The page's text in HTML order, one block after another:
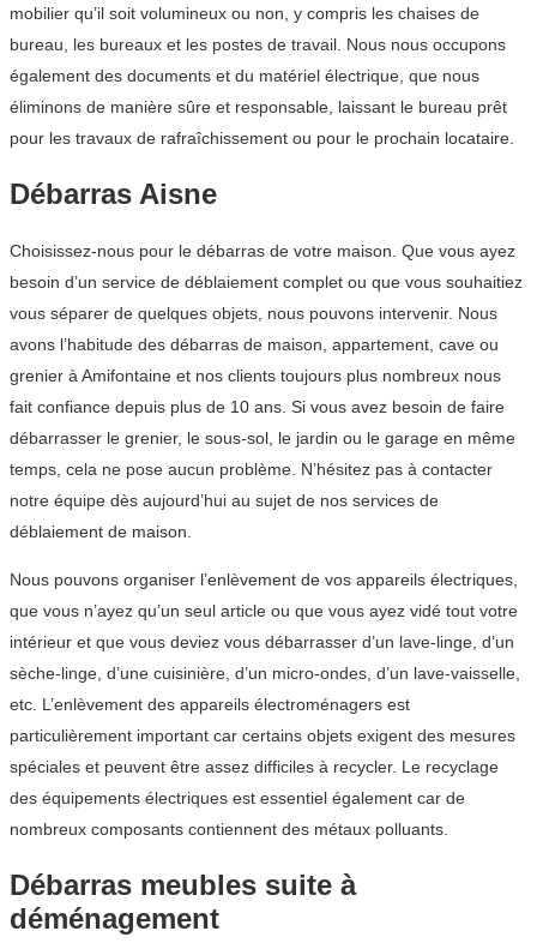
mobilier qu’il soit volumineux ou non, y compris les chaises de
bureau, les bureaux et les postes de travail. Nous nous occupons
également des documents et du matériel électrique, que nous
éliminons de manière sûre et responsable, laissant le bureau prêt
pour les travaux de rafraîchissement ou pour le prochain locataire.
Débarras Aisne
Choisissez-nous pour le débarras de votre maison. Que vous ayez
besoin d’un service de déblaiement complet ou que vous souhaitiez
vous séparer de quelques objets, nous pouvons intervenir. Nous
avons l’habitude des débarras de maison, appartement, cave ou
grenier à Amifontaine et nos clients toujours plus nombreux nous
fait confiance depuis plus de 10 ans. Si vous avez besoin de faire
débarrasser le grenier, le sous-sol, le jardin ou le garage en même
temps, cela ne pose aucun problème. N’hésitez pas à contacter
notre équipe dès aujourd’hui au sujet de nos services de
déblaiement de maison.
Nous pouvons organiser l’enlèvement de vos appareils électriques,
que vous n’ayez qu’un seul article ou que vous ayez vidé tout votre
intérieur et que vous deviez vous débarrasser d’un lave-linge, d’un
sèche-linge, d’une cuisinière, d’un micro-ondes, d’un lave-vaisselle,
etc. L’enlèvement des appareils électroménagers est
particulièrement important car certains objets exigent des mesures
spéciales et peuvent être assez difficiles à recycler. Le recyclage
des équipements électriques est essentiel également car de
nombreux composants contiennent des métaux polluants.
Débarras meubles suite à
déménagement